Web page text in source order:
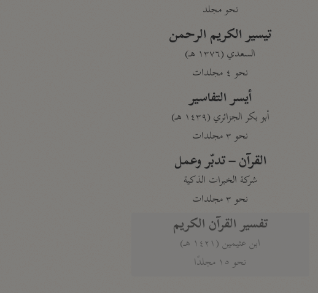
نحو مجلد
تيسير الكريم الرحمن
السعدي (١٣٧٦ هـ)
نحو ٤ مجلدات
أيسر التفاسير
أبو بكر الجزائري (١٤٣٩ هـ)
نحو ٣ مجلدات
القرآن – تدبّر وعمل
شركة الخبرات الذكية
نحو ٣ مجلدات
تفسير القرآن الكريم
ابن عثيمين (١٤٢١ هـ)
نحو ١٥ مجلدًا